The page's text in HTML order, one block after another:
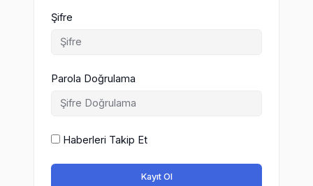
Şifre
Parola Doğrulama
Haberleri Takip Et
Kayıt Ol